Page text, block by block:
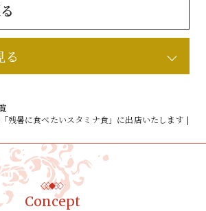
る
残暑に食べたいスタミナ食」に出店いたします |
Concept